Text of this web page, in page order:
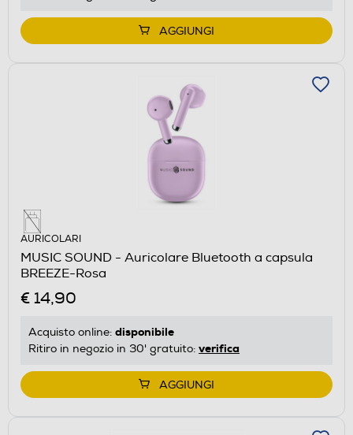
AGGIUNGI
AURICOLARI
MUSIC SOUND - Auricolare Bluetooth a capsula
BREEZE-Rosa
€ 14,90
Acquisto online: disponibile
Ritiro in negozio in 30' gratuito: verifica
AGGIUNGI